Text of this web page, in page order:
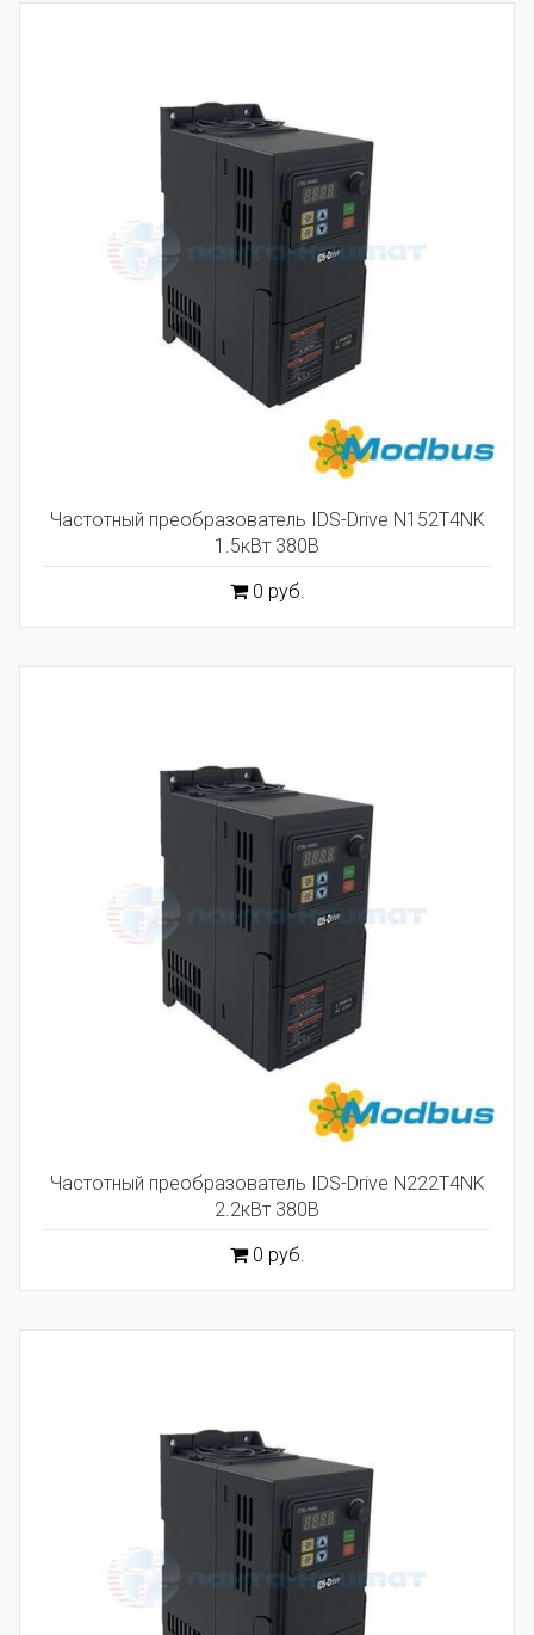
Частотный преобразователь IDS-Drive N152T4NK
1.5кВт 380В
0 руб.
Частотный преобразователь IDS-Drive N222T4NK
2.2кВт 380В
0 руб.